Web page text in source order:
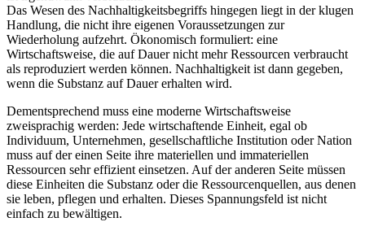
Das Wesen des Nachhaltigkeitsbegriffs hingegen liegt in der klugen
Handlung, die nicht ihre eigenen Voraussetzungen zur
Wiederholung aufzehrt. Ökonomisch formuliert: eine
Wirtschaftsweise, die auf Dauer nicht mehr Ressourcen verbraucht
als reproduziert werden können. Nachhaltigkeit ist dann gegeben,
wenn die Substanz auf Dauer erhalten wird.
Dementsprechend muss eine moderne Wirtschaftsweise
zweisprachig werden: Jede wirtschaftende Einheit, egal ob
Individuum, Unternehmen, gesellschaftliche Institution oder Nation
muss auf der einen Seite ihre materiellen und immateriellen
Ressourcen sehr effizient einsetzen. Auf der anderen Seite müssen
diese Einheiten die Substanz oder die Ressourcenquellen, aus denen
sie leben, pflegen und erhalten. Dieses Spannungsfeld ist nicht
einfach zu bewältigen.